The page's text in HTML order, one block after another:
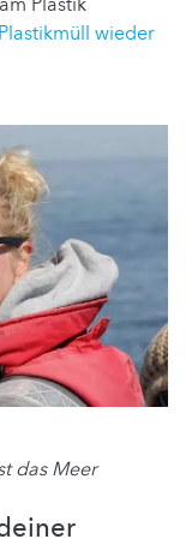
Plastikmüll wieder
das Meer